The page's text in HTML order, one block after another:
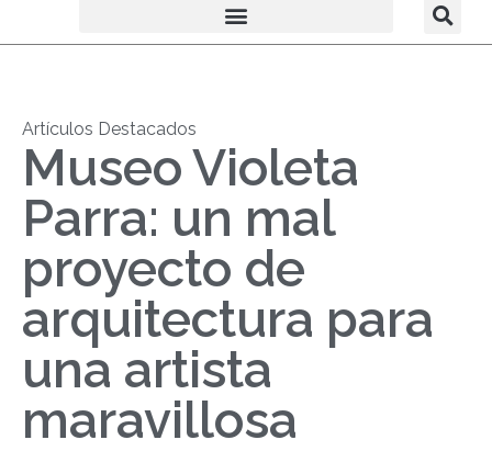
Artículos Destacados
Museo Violeta
Parra: un mal
proyecto de
arquitectura para
una artista
maravillosa